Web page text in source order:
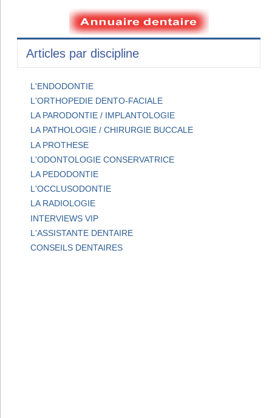
Articles par discipline
L'ENDODONTIE
L'ORTHOPEDIE DENTO-FACIALE
LA PARODONTIE / IMPLANTOLOGIE
LA PATHOLOGIE / CHIRURGIE BUCCALE
LA PROTHESE
L'ODONTOLOGIE CONSERVATRICE
LA PEDODONTIE
L'OCCLUSODONTIE
LA RADIOLOGIE
INTERVIEWS VIP
L'ASSISTANTE DENTAIRE
CONSEILS DENTAIRES